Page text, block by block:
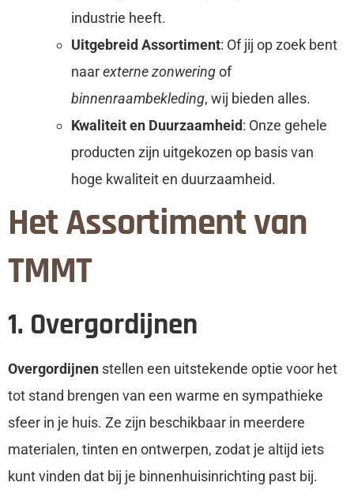
industrie heeft.
Uitgebreid Assortiment: Of jij op zoek bent
naarexterne zonweringof
binnenraambekleding, wij bieden alles.
Kwaliteit en Duurzaamheid: Onze gehele
producten zijn uitgekozen op basis van
hoge kwaliteit en duurzaamheid.
Het Assortiment van
TMMT
1. Overgordijnen
Overgordijnen stellen een uitstekende optie voor het
tot stand brengen van een warme en sympathieke
sfeer in je huis. Ze zijn beschikbaar in meerdere
materialen, tinten en ontwerpen, zodat je altijd iets
kunt vinden dat bij je binnenhuisinrichting past bij.